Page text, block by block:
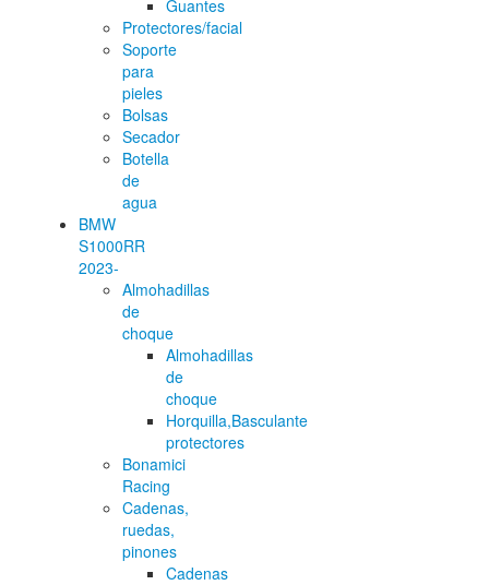
Guantes
Protectores/facial
Soporte
para
pieles
Bolsas
Secador
Botella
de
agua
BMW
S1000RR
2023-
Almohadillas
de
choque
Almohadillas
de
choque
Horquilla,Basculante
protectores
Bonamici
Racing
Cadenas,
ruedas,
pinones
Cadenas